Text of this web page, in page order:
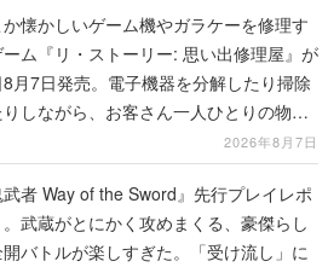
か懐かしいゲーム機やガラケーを修理す
ーム『リ・ストーリー: 思い出修理屋』が
月7日発売。電子機器を分解したり掃除
りしながら、お客さん一人ひとりの物語
2026年8月7日
武者 Way of the Sword』先行プレイレポ
。武蔵がとにかく攻めまくる、豪傑らし
開バトルが楽しすぎた。「受け流し」に